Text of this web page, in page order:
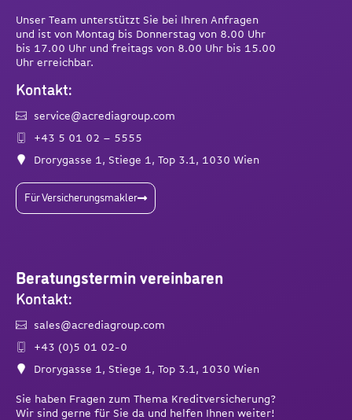
Unser Team unterstützt Sie bei Ihren Anfragen
und ist von Montag bis Donnerstag von 8.00 Uhr
bis 17.00 Uhr und freitags von 8.00 Uhr bis 15.00
Uhr erreichbar.
Kontakt:
service@acrediagroup.com
+43 5 01 02 – 5555
Drorygasse 1, Stiege 1, Top 3.1, 1030 Wien
Für Versicherungsmakler
Beratungstermin vereinbaren
Kontakt:
sales@acrediagroup.com
+43 (0)5 01 02-0
Drorygasse 1, Stiege 1, Top 3.1, 1030 Wien
Sie haben Fragen zum Thema Kreditversicherung?
Wir sind gerne für Sie da und helfen Ihnen weiter!